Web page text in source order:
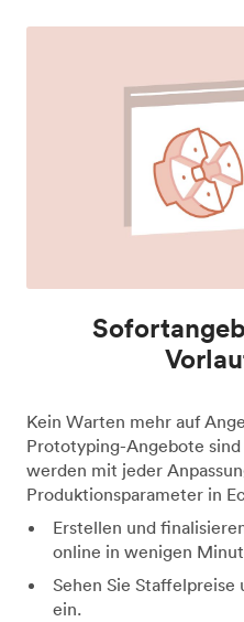
Kein Warten mehr auf
Prototyping-Angebote
werden mit jeder
Produktionsparameter in
Erstellen und
online in wenigen
Sehen Sie Staffelpreise
ein.